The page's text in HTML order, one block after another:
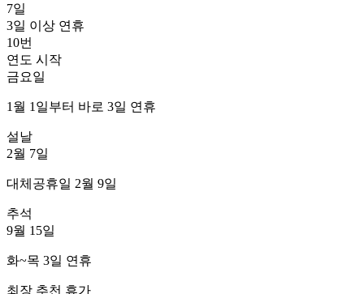
7일
3일 이상 연휴
10번
연도 시작
금요일
1월 1일부터 바로 3일 연휴
설날
2월 7일
대체공휴일 2월 9일
추석
9월 15일
화~목 3일 연휴
최장 추천 휴가